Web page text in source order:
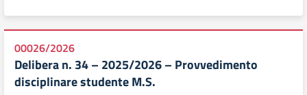
00026/2026
Delibera n. 34 – 2025/2026 – Provvedimento
disciplinare studente M.S.